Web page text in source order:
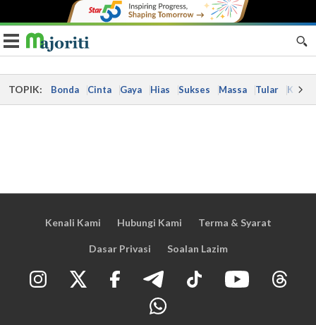
Toggle navigation
TOPIK: Bonda Cinta Gaya Hias Sukses Massa Tular Kes
Kenali Kami Hubungi Kami Terma & Syarat
Dasar Privasi Soalan Lazim